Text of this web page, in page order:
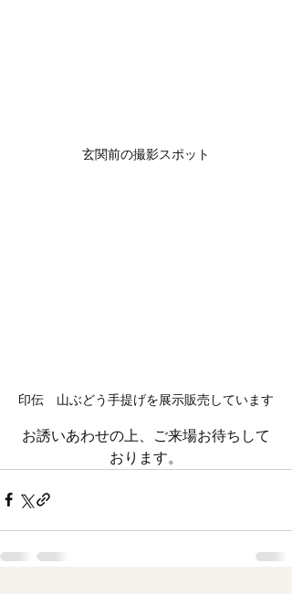
玄関前の撮影スポット
印伝　山ぶどう手提げを展示販売しています
お誘いあわせの上、ご来場お待ちして
おります。